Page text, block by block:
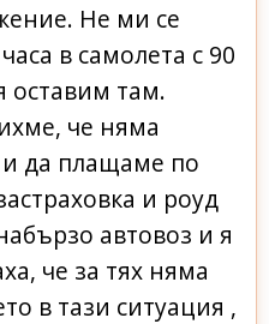
Не ми се
в самолета с 90
оставим там.
че няма
да плащаме по
и роуд
автовоз и я
че за тях няма
в тази ситуация ,